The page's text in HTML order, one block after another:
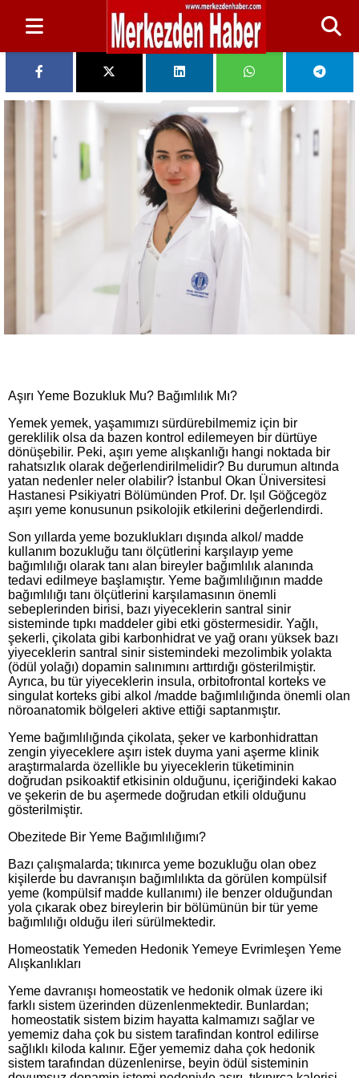
Aşırı Yeme Bozukluk Mu? Bağımlılık Mı?
Yemek yemek, yaşamımızı sürdürebilmemiz için bir
gereklilik olsa da bazen kontrol edilemeyen bir dürtüye
dönüşebilir. Peki, aşırı yeme alışkanlığı hangi noktada bir
rahatsızlık olarak değerlendirilmelidir? Bu durumun altında
yatan nedenler neler olabilir? İstanbul Okan Üniversitesi
Hastanesi Psikiyatri Bölümünden Prof. Dr. Işıl Göğcegöz
aşırı yeme konusunun psikolojik etkilerini değerlendirdi.
Son yıllarda yeme bozuklukları dışında alkol/ madde
kullanım bozukluğu tanı ölçütlerini karşılayıp yeme
bağımlılığı olarak tanı alan bireyler bağımlılık alanında
tedavi edilmeye başlamıştır. Yeme bağımlılığının madde
bağımlılığı tanı ölçütlerini karşılamasının önemli
sebeplerinden birisi, bazı yiyeceklerin santral sinir
sisteminde tıpkı maddeler gibi etki göstermesidir. Yağlı,
şekerli, çikolata gibi karbonhidrat ve yağ oranı yüksek bazı
yiyeceklerin santral sinir sistemindeki mezolimbik yolakta
(ödül yolağı) dopamin salınımını arttırdığı gösterilmiştir.
Ayrıca, bu tür yiyeceklerin insula, orbitofrontal korteks ve
singulat korteks gibi alkol /madde bağımlılığında önemli olan
nöroanatomik bölgeleri aktive ettiği saptanmıştır.
Yeme bağımlılığında çikolata, şeker ve karbonhidrattan
zengin yiyeceklere aşırı istek duyma yani aşerme klinik
araştırmalarda özellikle bu yiyeceklerin tüketiminin
doğrudan psikoaktif etkisinin olduğunu, içeriğindeki kakao
ve şekerin de bu aşermede doğrudan etkili olduğunu
gösterilmiştir.
Obezitede Bir Yeme Bağımlılığımı?
Bazı çalışmalarda; tıkınırca yeme bozukluğu olan obez
kişilerde bu davranışın bağımlılıkta da görülen kompülsif
yeme (kompülsif madde kullanımı) ile benzer olduğundan
yola çıkarak obez bireylerin bir bölümünün bir tür yeme
bağımlılığı olduğu ileri sürülmektedir.
Homeostatik Yemeden Hedonik Yemeye Evrimleşen Yeme
Alışkanlıkları
Yeme davranışı homeostatik ve hedonik olmak üzere iki
farklı sistem üzerinden düzenlenmektedir. Bunlardan;
homeostatik sistem bizim hayatta kalmamızı sağlar ve
yememiz daha çok bu sistem tarafindan kontrol edilirse
sağlıklı kiloda kalınır. Eğer yememiz daha çok hedonik
sistem tarafından düzenlenirse, beyin ödül sisteminin